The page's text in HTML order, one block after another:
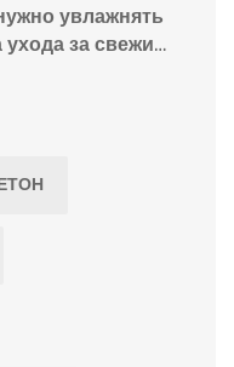
увлажнять
за свежим